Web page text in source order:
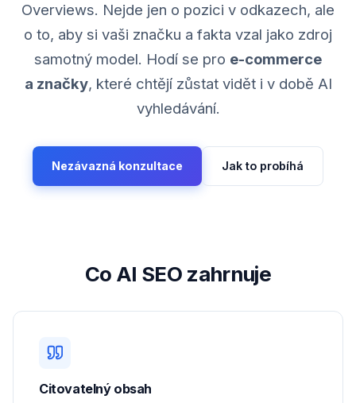
Overviews. Nejde jen o pozici v odkazech, ale
o to, aby si vaši značku a fakta vzal jako zdroj
samotný model. Hodí se pro e-commerce
a značky, které chtějí zůstat vidět i v době AI
vyhledávání.
Nezávazná konzultace Jak to probíhá
Co AI SEO zahrnuje
Citovatelný obsah